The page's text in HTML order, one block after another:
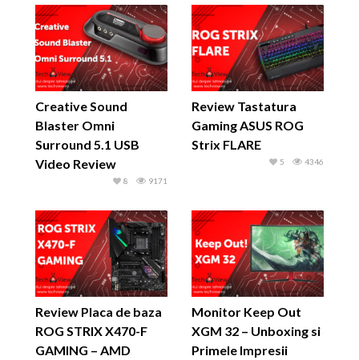
Creative Sound
Blaster Omni
Surround 5.1 USB
Video Review
9171
8
Review Tastatura
Gaming ASUS ROG
Strix FLARE
4346
5
Review Placa de baza
ROG STRIX X470-F
GAMING – AMD
Monitor Keep Out
XGM 32 – Unboxing si
Primele Impresii